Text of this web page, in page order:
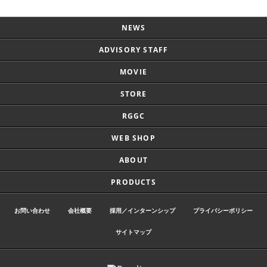
NEWS
ADVISORY STAFF
MOVIE
STORE
RGGC
WEB SHOP
ABOUT
PRODUCTS
お問い合わせ 会社概要 採用／インターンシップ プライバシーポリシー
サイトマップ